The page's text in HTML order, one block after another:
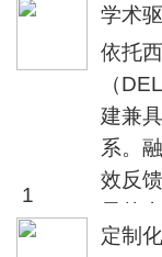
1
依托
（
建兼
系。
效反
果的
获”，
学术
定制